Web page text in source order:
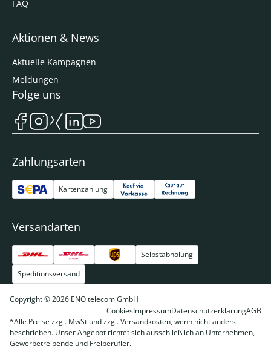
FAQ
Aktionen & News
Aktuelle Kampagnen
Meldungen
Zahlungsarten
Kartenzahlung
Versandarten
Selbstabholung
Speditionsversand
Folge uns
Copyright © 2026 ENO telecom GmbH
CookiesImpressumDatenschutzerklärungAGB
*Alle Preise zzgl. MwSt und zzgl. Versandkosten, wenn nicht anders
beschrieben. Unser Angebot richtet sich ausschließlich an Unternehmen,
Gewerbetreibende und Freiberufler.